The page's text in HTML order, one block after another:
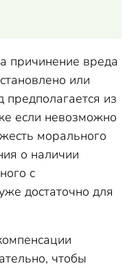
причинение вреда
или
из
если невозможно
морального
о наличии
с
достаточно для
чтобы